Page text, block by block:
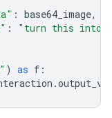
: base64_image,
:
"turn this into
) as f :
.